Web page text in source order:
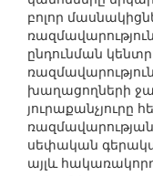
բոլոր
ընդունման
խաղացողների
յուրաքանչյուրը
սեփական
այլև